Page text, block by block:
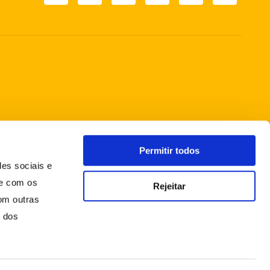
sociais e
com os
outras
dos
Permitir todos
Rejeitar